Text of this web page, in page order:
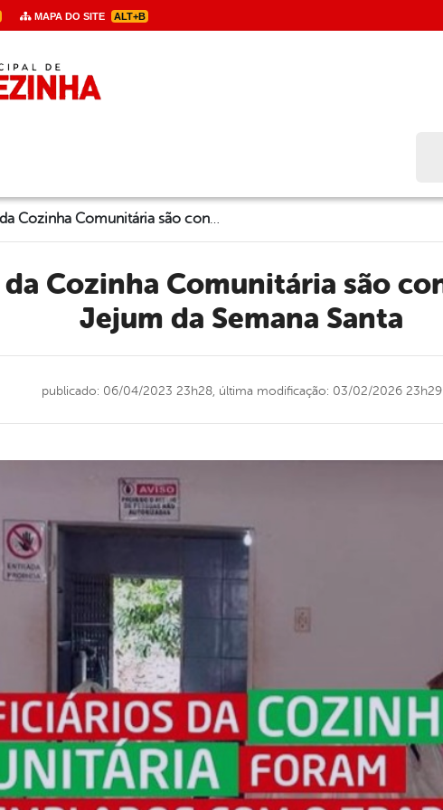
MAPA DO SITE ALT+B
Beneficiários da Cozinha Comunitária são contemplados com Jejum da Semana Santa
Jejum da Semana Santa
publicado: 06/04/2023 23h28, última modificação: 03/02/2026 23h29